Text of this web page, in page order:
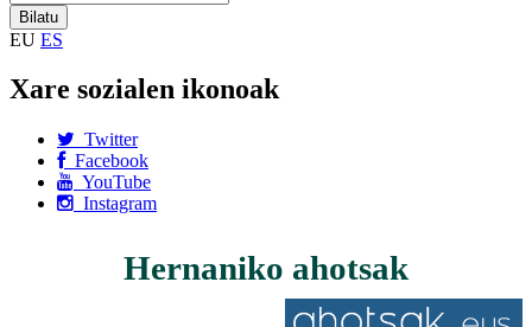
EU ES
Xare sozialen ikonoak
Twitter
Facebook
YouTube
Instagram
Hernaniko ahotsak